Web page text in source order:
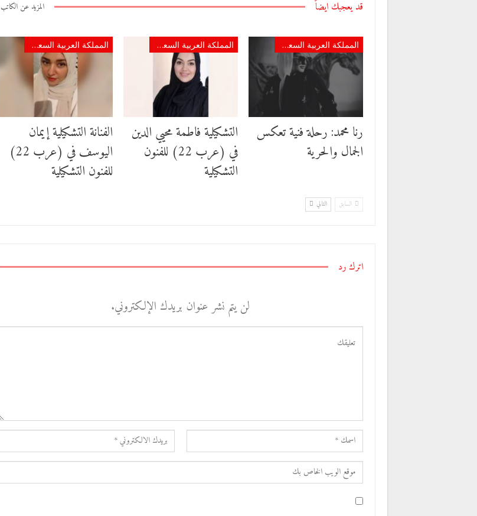
قد يعجبك ايضاً المزيد عن الكاتب
المملكة العربية السعودية
رنا محمد: رحلة فنية تعكس
الجمال والحرية
المملكة العربية السعودية
التشكيلية فاطمة محيي الدين
في (عرب 22) للفنون
التشكيلية
المملكة العربية السعودية
الفنانة التشكيلية إيمان
اليوسف في (عرب 22)
للفنون التشكيلية
السابق التالي
اترك رد
لن يتم نشر عنوان بريدك الإلكتروني.